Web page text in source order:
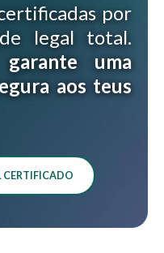
por
legal total.
uma
aos teus
CERTIFICADO